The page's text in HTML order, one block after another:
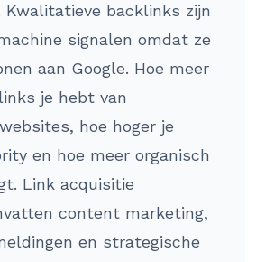
Kwalitatieve backlinks zijn
signalen omdat ze
aan Google. Hoe meer
je hebt van
hoe hoger je
en hoe meer organisch
Link acquisitie
content marketing,
en strategische